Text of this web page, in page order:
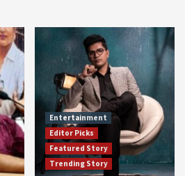
Entertainment
Editor Picks
Featured Story
Trending Story